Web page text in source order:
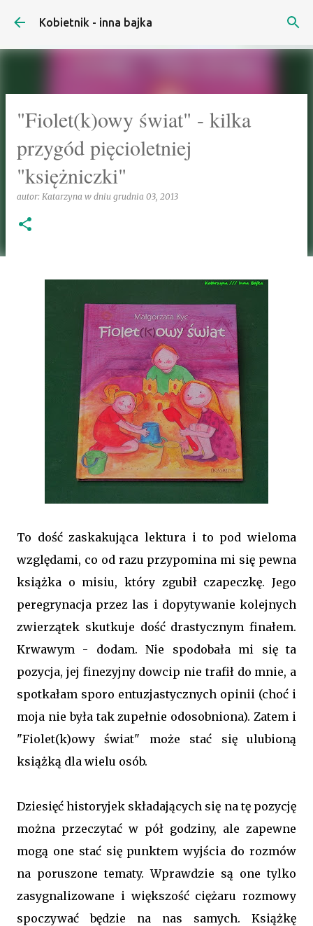
Przejdź do głównej zawartości
Kobietnik - inna bajka
"Fiolet(k)owy świat" - kilka
przygód pięcioletniej
"księżniczki"
autor: Katarzyna w dniu grudnia 03, 2013
To dość zaskakująca lektura i to pod wieloma
względami, co od razu przypomina mi się pewna
książka o misiu, który zgubił czapeczkę. Jego
peregrynacja przez las i dopytywanie kolejnych
zwierzątek skutkuje dość drastycznym finałem.
Krwawym - dodam. Nie spodobała mi się ta
pozycja, jej finezyjny dowcip nie trafił do mnie, a
spotkałam sporo entuzjastycznych opinii (choć i
moja nie była tak zupełnie odosobniona). Zatem i
"Fiolet(k)owy świat" może stać się ulubioną
książką dla wielu osób.
Dziesięć historyjek składających się na tę pozycję
można przeczytać w pół godziny, ale zapewne
mogą one stać się punktem wyjścia do rozmów
na poruszone tematy. Wprawdzie są one tylko
zasygnalizowane i większość ciężaru rozmowy
spoczywać będzie na nas samych. Książkę